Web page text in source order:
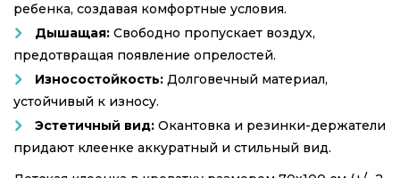
ребенка, создавая комфортные условия.
Дышащая: Свободно пропускает воздух,
предотвращая появление опрелостей.
Износостойкость: Долговечный материал,
устойчивый к износу.
Эстетичный вид: Окантовка и резинки-держатели
придают клеенке аккуратный и стильный вид.